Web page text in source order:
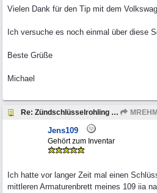
Vielen Dank für den Tip mit dem
Ich versuche es noch einmal über diese
Beste Grüße
Michael
Re: Zündschlüsselrohling Range Rover Classic BJ 1972 MREHM
Jens109
Gehört zum Inventar
Ich hatte vor langer Zeit mal einen
mittleren Armaturenbrett meines 109 iia